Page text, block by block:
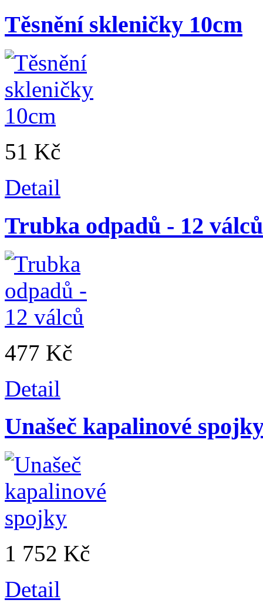
Těsnění skleničky 10cm
51 Kč
Detail
Trubka odpadů - 12 válců
477 Kč
Detail
Unašeč kapalinové
1 752 Kč
Detail